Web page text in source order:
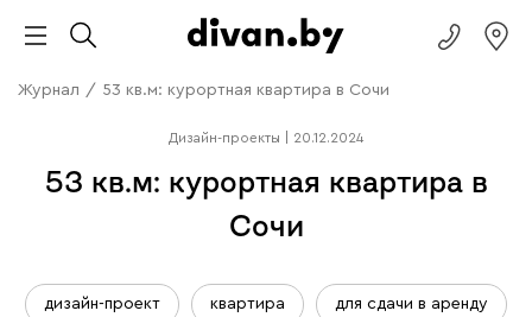
Журнал / 53 кв.м: курортная квартира в Сочи
Дизайн-проекты 20.12.2024
53 кв.м: курортная квартира в
Сочи
дизайн-проект квартира для сдачи в аренду